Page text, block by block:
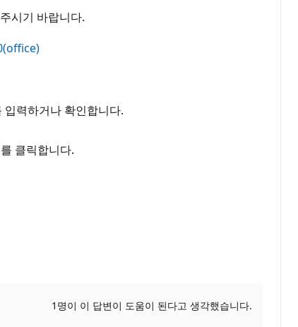
시기 바랍니다.
력하거나 확인합니다.
를 클릭합니다.
1명이 이 답변이 도움이 된다고 생각했습니다.